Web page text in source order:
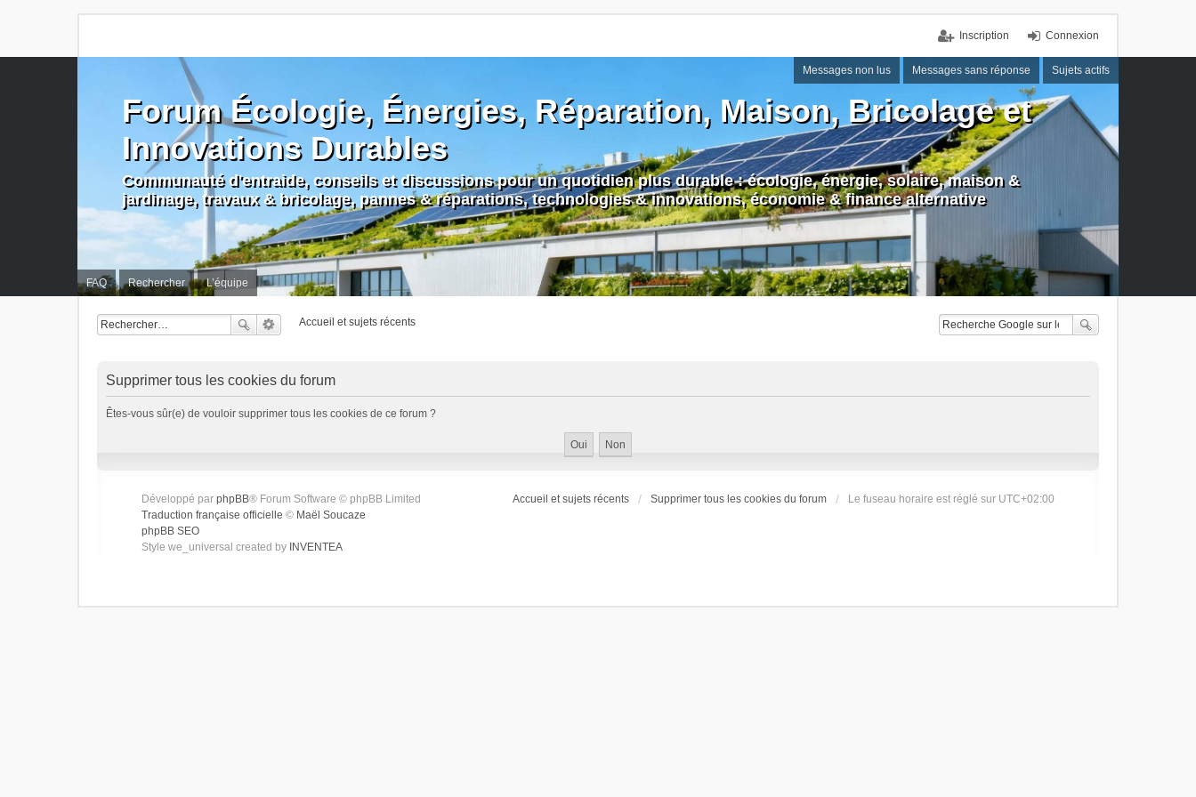
Connexion
Inscription
Messages non lus Messages sans réponse Sujets actifs
FAQ Rechercher L’équipe
Forum Écologie, Énergies, Réparation, Maison, Bricolage et
Innovations Durables
Communauté d'entraide, conseils et discussions pour un quotidien plus durable : écologie, énergie, solaire, maison &
jardinage, travaux & bricolage, pannes & réparations, technologies & innovations, économie & finance alternative
Accueil et sujets récents
Supprimer tous les cookies du forum
Êtes-vous sûr(e) de vouloir supprimer tous les cookies de ce forum ?
Accueil et sujets récents Supprimer tous les cookies du forum Le fuseau horaire est réglé sur UTC+02:00
Développé parphpBB® Forum Software © phpBB Limited
Traduction française officielle © Maël Soucaze
phpBB SEO
Style we_universal created by INVENTEA